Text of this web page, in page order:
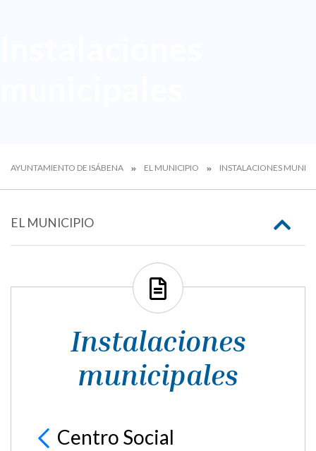
AYUNTAMIENTO DE ISÁBENA EL MUNICIPIO INSTALACIONES
EL MUNICIPIO
Instalaciones
municipales
Centro Social